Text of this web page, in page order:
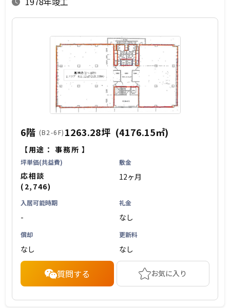
6階 (B2-6F) 1263.28坪 (4176.15㎡)
【用途：事務所 】
坪単価(共益費)
応相談
(2,746)
敷金
12ヶ月
入居可能時期
-
礼金
なし
償却
なし
更新料
なし
質問する お気に入り